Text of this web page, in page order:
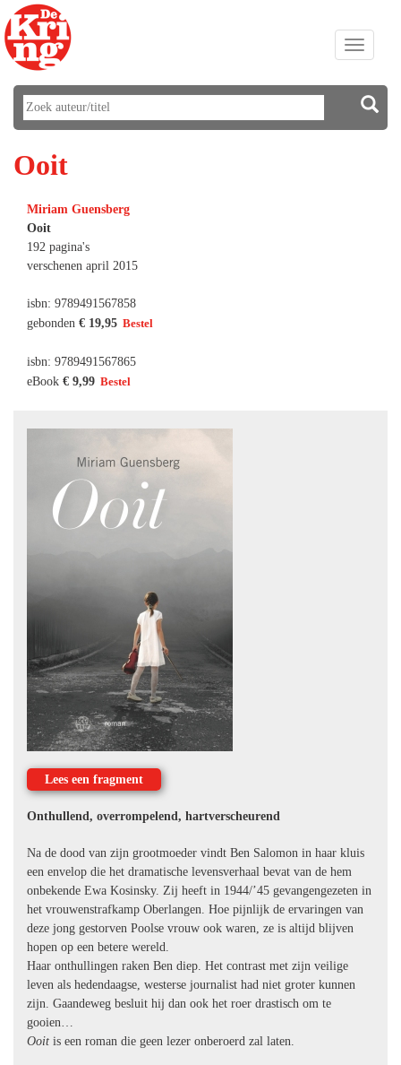
Toggle
Ooit
Miriam Guensberg
Ooit
192 pagina's
verschenen april 2015
isbn: 9789491567858
gebonden € 19,95
isbn: 9789491567865
eBook € 9,99
Lees een fragment
Onthullend, overrompelend, hartverscheurend
Na de dood van zijn grootmoeder vindt Ben Salomon in haar kluis
een envelop die het dramatische levensverhaal bevat van de hem
onbekende Ewa Kosinsky. Zij heeft in 1944/’45 gevangengezeten in
het vrouwenstrafkamp Oberlangen. Hoe pijnlijk de ervaringen van
deze jong gestorven Poolse vrouw ook waren, ze is altijd blijven
hopen op een betere wereld.
Haar onthullingen raken Ben diep. Het contrast met zijn veilige
leven als hedendaagse, westerse journalist had niet groter kunnen
zijn. Gaandeweg besluit hij dan ook het roer drastisch om te
gooien…
Ooit is een roman die geen lezer onberoerd zal laten.